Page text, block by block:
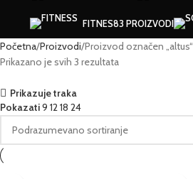
FITNES83 PROIZVODI
Početna Proizvodi Proizvod označen „altus“
Prikazano je svih 3 rezultata
Prikazuje traka
Pokazati9 1218 24